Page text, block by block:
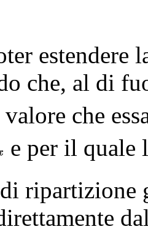
che, al di
che
e per il quale
ripartizione